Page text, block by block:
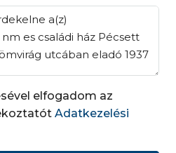
elfogadom az
Adatkezelési